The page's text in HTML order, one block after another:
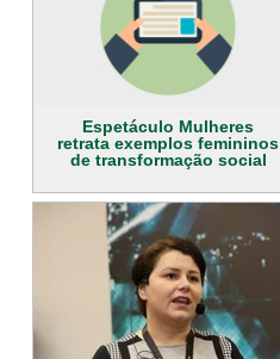
Espetáculo Mulheres
retrata exemplos femininos
de transformação social